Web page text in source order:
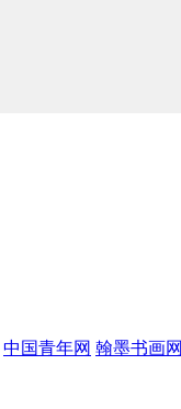
中国青年网 翰墨书画网